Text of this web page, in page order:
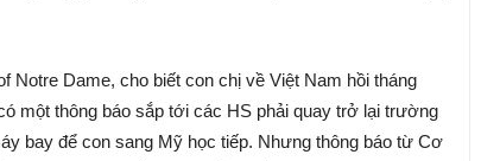
Notre Dame, cho biết con chị về Việt Nam hồi tháng
một thông báo sắp tới các HS phải quay trở lại trường
bay để con sang Mỹ học tiếp. Nhưng thông báo từ Cơ